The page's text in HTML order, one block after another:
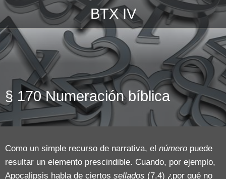
BTX IV
Escrito en 03/11/2018\n_______________\n
§ 170 Numeración bíblica
Como un simple recurso de narrativa, el número puede
resultar un elemento prescindible. Cuando, por ejemplo,
Apocalipsis habla de ciertos sellados (7.4) ¿por qué no